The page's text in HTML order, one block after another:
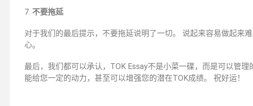
7. 不要拖延
对于我们的最后提示，不要拖延说明了一切。 说起来容易做起来
心。
最后，我们都可以承认，TOK Essay不是小菜一碟，而是可以管理
能给您一定的动力，甚至可以增强您的潜在TOK成绩。 祝好运！